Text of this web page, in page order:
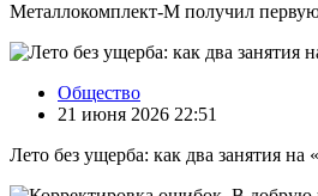
Металлокомплект-М получил
Общество
21 июня 2026 22:51
Лето без ущерба: как два занятия